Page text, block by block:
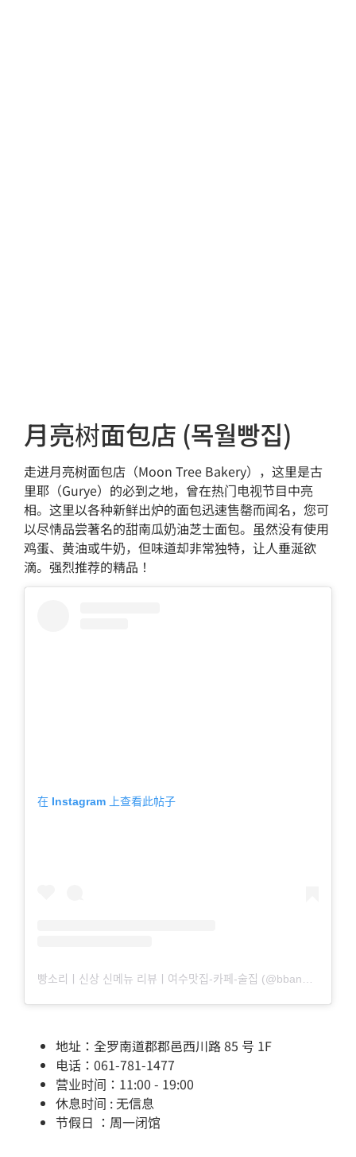
月亮树面包店 (목월빵집)
走进月亮树面包店（Moon Tree Bakery），这里是古
里耶（Gurye）的必到之地，曾在热门电视节目中亮
相。这里以各种新鲜出炉的面包迅速售罄而闻名，您可
以尽情品尝著名的甜南瓜奶油芝士面包。虽然没有使用
鸡蛋、黄油或牛奶，但味道却非常独特，让人垂涎欲
滴。强烈推荐的精品！
在 Instagram 上查看此帖子
빵소리ㅣ신상 신메뉴 리뷰ㅣ여수맛집-카페-술집 (@bbangsori) 分享的帖子
地址：全罗南道郡郡邑西川路 85 号 1F
电话：061-781-1477
营业时间：11:00 - 19:00
休息时间 : 无信息
节假日 ：周一闭馆